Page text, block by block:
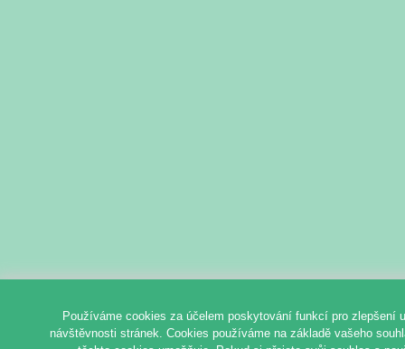
Používáme cookies za účelem poskytování funkcí pro zlepšení
návštěvnosti stránek. Cookies používáme na základě vašeho